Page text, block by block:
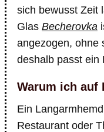
sich bewusst Zeit
Glas Becherovka
angezogen, ohne
deshalb passt ein
Warum ich auf
Ein
Restaurant oder